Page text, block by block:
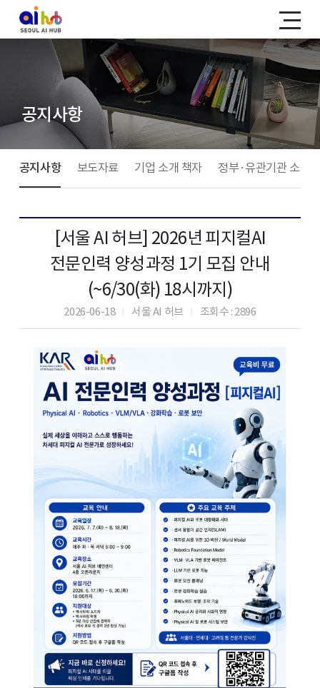
공지사항
공지사항 보도자료 기업 소개 책자 정부·유관기관 소식
[서울 AI 허브] 2026년 피지컬AI
전문인력 양성과정 1기 모집 안내
(~6/30(화) 18시까지)
2026-06-18 서울 AI 허브 조회수 : 2896